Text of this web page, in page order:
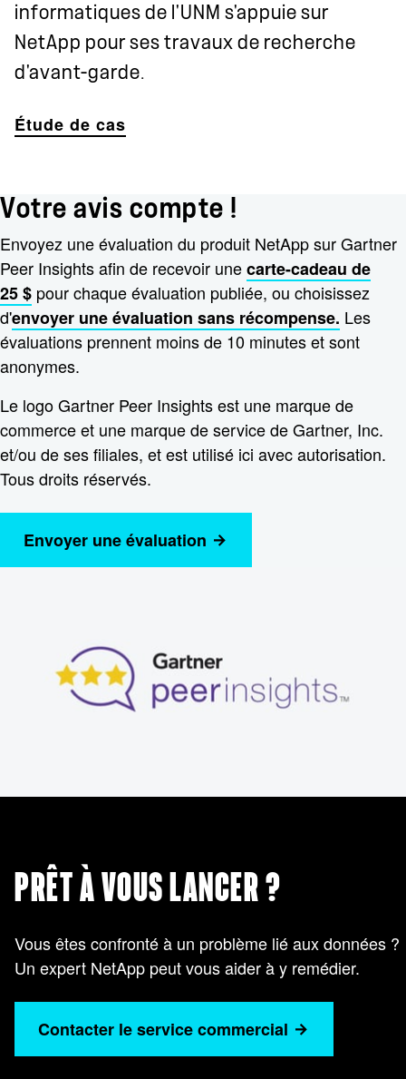
informatiques de l'UNM s'appuie sur
NetApp pour ses travaux de recherche
d'avant-garde.
Étude de cas
Votre avis compte !
Envoyez une évaluation du produit NetApp sur Gartner
Peer Insights afin de recevoir unecarte-cadeau de
25 $ pour chaque évaluation publiée, ou choisissez
d'envoyer une évaluation sans récompense. Les
évaluations prennent moins de 10 minutes et sont
anonymes.
Le logo Gartner Peer Insights est une marque de
commerce et une marque de service de Gartner, Inc.
et/ou de ses filiales, et est utilisé ici avec autorisation.
Tous droits réservés.
Envoyer une évaluation
PRÊT À VOUS LANCER ?
Vous êtes confronté à un problème lié aux données ?
Un expert NetApp peut vous aider à y remédier.
Contacter le service commercial